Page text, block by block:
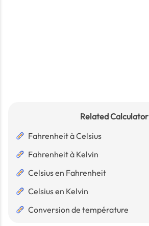
Related Calculator
Fahrenheit à Celsius
Fahrenheit à Kelvin
Celsius en Fahrenheit
Celsius en Kelvin
Conversion de température